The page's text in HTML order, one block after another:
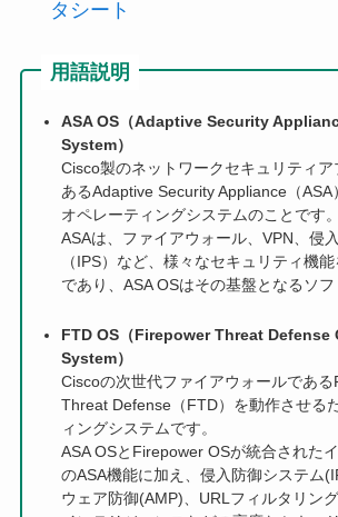
タシート
用語説明
ASA OS（Adaptive Security
System）
Cisco製のネットワークセキュリティ
あるAdaptive Security Appliance（ASA
オペレーティングシステムのことです。
ASAは、ファイアウォール、VPN、侵
（IPS）など、様々なセキュリティ機
であり、ASA OSはその基盤となるソフ
FTD OS（Firepower Threat Defense
System）
Ciscoの次世代ファイアウォールであ
Threat Defense（FTD）を動作させる
ィングシステムです。
ASA OSとFirepower OSが統合された
のASA機能に加え、侵入防御システム
ウェア防御(AMP)、URLフィルタリン